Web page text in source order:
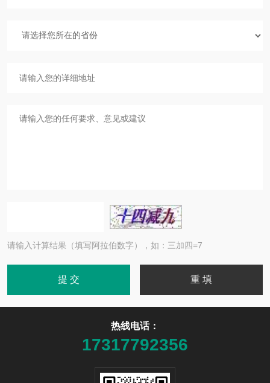
请输入计算结果（填写阿拉伯数字），如：三加四=7
热线电话：
17317792356